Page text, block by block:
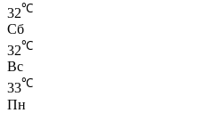
32℃
Сб
32℃
Вс
33℃
Пн